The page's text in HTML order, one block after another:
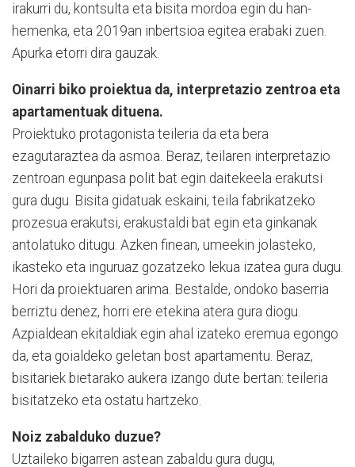
irakurri du, kontsulta eta bisita mordoa egin du han-
hemenka, eta 2019an inbertsioa egitea erabaki zuen.
Apurka etorri dira gauzak.
Oinarri biko proiektua da, interpretazio zentroa eta
apartamentuak dituena.
Proiektuko protagonista teileria da eta bera
ezagutaraztea da asmoa. Beraz, teilaren interpretazio
zentroan egunpasa polit bat egin daitekeela erakutsi
gura dugu. Bisita gidatuak eskaini, teila fabrikatzeko
prozesua erakutsi, erakustaldi bat egin eta ginkanak
antolatuko ditugu. Azken finean, umeekin jolasteko,
ikasteko eta inguruaz gozatzeko lekua izatea gura dugu.
Hori da proiektuaren arima. Bestalde, ondoko baserria
berriztu denez, horri ere etekina atera gura diogu.
Azpialdean ekitaldiak egin ahal izateko eremua egongo
da, eta goialdeko geletan bost apartamentu. Beraz,
bisitariek bietarako aukera izango dute bertan: teileria
bisitatzeko eta ostatu hartzeko.
Noiz zabalduko duzue?
Uztaileko bigarren astean zabaldu gura dugu,